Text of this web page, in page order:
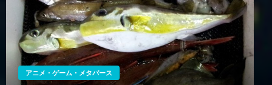
アニメ・ゲーム・メタバース